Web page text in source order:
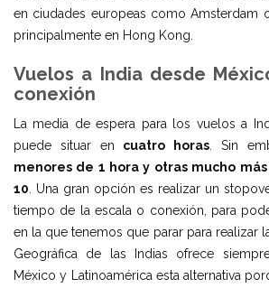
en ciudades europeas como Amsterdam
principalmente en Hong Kong.
Vuelos a India desde
conexión
La media de espera para los vuelos a
puede situar en cuatro horas . Sin
menores de 1 hora y otras mucho
10 . Una gran opción es realizar un
tiempo de la escala o conexión, para
en la que tenemos que parar para realizar
Geográfica de las Indias ofrece
México y Latinoamérica esta alternativa